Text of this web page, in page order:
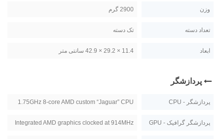
وزن 2900 گرم
تعداد دسته تک دسته
ابعاد 11.4 × 29.2 × 42.9 سانتی متر
پردازشگر
پردازشگر - CPU 1.75GHz 8-core AMD custom “Jaguar” CPU
پردازشگر گرافیک - GPU Integrated AMD graphics clocked at 914MHz